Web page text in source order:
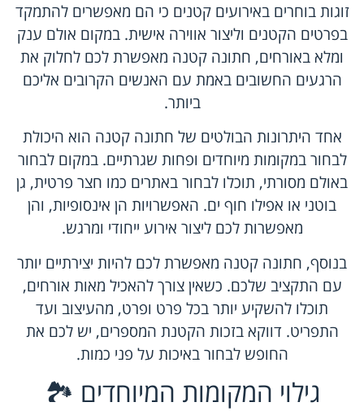
זוגות בוחרים באירועים קטנים כי הם מאפשרים להתמקד
בפרטים הקטנים וליצור אווירה אישית. במקום אולם ענק
ומלא באורחים, חתונה קטנה מאפשרת לכם לחלוק את
הרגעים החשובים באמת עם האנשים הקרובים אליכם
ביותר.
אחד היתרונות הבולטים של חתונה קטנה הוא היכולת
לבחור במקומות מיוחדים ופחות שגרתיים. במקום לבחור
באולם מסורתי, תוכלו לבחור באתרים כמו חצר פרטית, גן
בוטני או אפילו חוף ים. האפשרויות הן אינסופיות, והן
מאפשרות לכם ליצור אירוע ייחודי ומרגש.
בנוסף, חתונה קטנה מאפשרת לכם להיות יצירתיים יותר
עם התקציב שלכם. כשאין צורך להאכיל מאות אורחים,
תוכלו להשקיע יותר בכל פרט ופרט, מהעיצוב ועד
התפריט. דווקא בזכות הקטנת המספרים, יש לכם את
החופש לבחור באיכות על פני כמות.
גילוי המקומות המיוחדים 🏞️